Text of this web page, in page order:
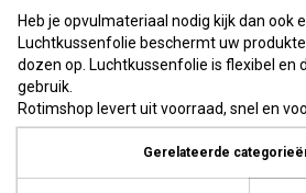
Heb je opvulmateriaal nodig kijk dan ook
Luchtkussenfolie beschermt uw
dozen op. Luchtkussenfolie is flexibel en
gebruik.
Rotimshop levert uit voorraad, snel en
Gerelateerde